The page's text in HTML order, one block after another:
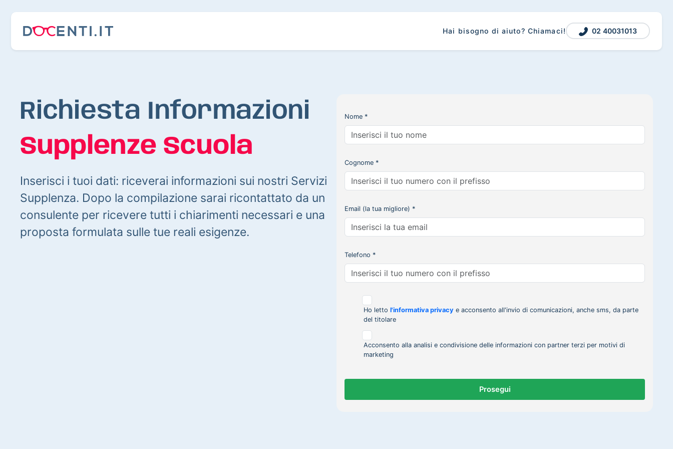
Hai bisogno di aiuto? Chiamaci! 02 40031013
Richiesta Informazioni
Supplenze Scuola
Inserisci i tuoi dati: riceverai informazioni sui nostri Servizi
Supplenza. Dopo la compilazione sarai ricontattato da un
consulente per ricevere tutti i chiarimenti necessari e una
proposta formulata sulle tue reali esigenze.
Nome *
Cognome *
Email (la tua migliore) *
Telefono *
Ho letto l'informativa privacy e acconsento all'invio di comunicazioni, anche sms, da parte
del titolare
Acconsento alla analisi e condivisione delle informazioni con partner terzi per motivi di
marketing